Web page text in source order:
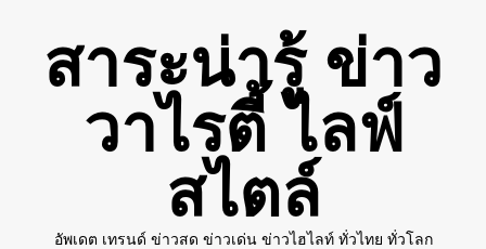
contentสาระน่ารู้ ข่าว
วาไรตี้ ไลฟ์
สไตล์
อัพเดต เทรนด์ ข่าวสด ข่าวเด่น ข่าวไฮไลท์ ทั่วไทย ทั่วโลก